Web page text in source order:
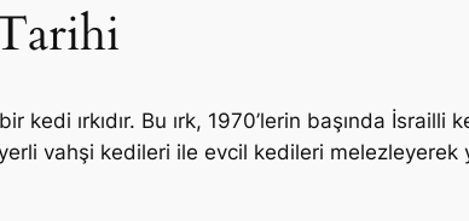
ırkıdır. Bu ırk, 1970’lerin başında İsrailli
vahşi kedileri ile evcil kedileri melezleyerek